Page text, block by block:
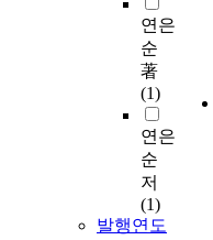
연은
순
著
(1)
연은
순
저
(1)
발행연도